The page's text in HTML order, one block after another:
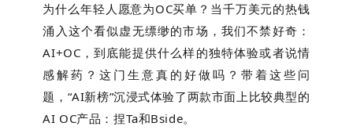
为什么年轻人愿意为OC买单？当千万美元的热钱
涌入这个看似虚无缥缈的市场，我们不禁好奇：
AI+OC，到底能提供什么样的独特体验或者说情
感解药？这门生意真的好做吗？带着这些问
题，“AI新榜”沉浸式体验了两款市面上比较典型的
AI OC产品：捏Ta和Bside。